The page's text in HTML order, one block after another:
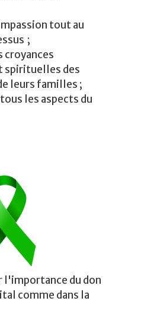
tout au
;​
croyances
spirituelles des
leurs familles ;​
les aspects du
l'importance du don
comme dans la